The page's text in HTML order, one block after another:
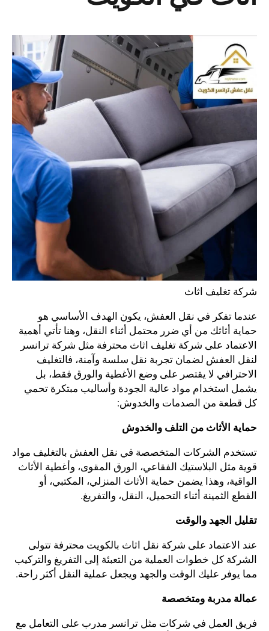
شركة تغليف اثاث
عندما تفكر في نقل العفش، يكون الهدف الأساسي هو
حماية أثاثك من أي ضرر محتمل أثناء النقل، وهنا تأتي أهمية
الاعتماد على شركة تغليف اثاث محترفة مثل شركة ترانسر
لنقل العفش لضمان تجربة نقل سلسة وآمنة، فالتغليف
الاحترافي لا يقتصر على وضع الأغطية والورق فقط، بل
يشمل استخدام مواد عالية الجودة وأساليب مبتكرة تحمي
كل قطعة من الصدمات والخدوش:
حماية الأثاث من التلف والخدوش
تستخدم الشركات المتخصصة في نقل العفش بالتغليف مواد
قوية مثل البلاستيك الفقاعي، الورق المقوى، وأغطية الأثاث
الواقية، وهذا يضمن حماية الأثاث المنزلي، المكتبي، أو
القطع الثمينة أثناء التحميل، النقل، والتفريغ.
تقليل الجهد والوقت
عند الاعتماد على شركة نقل اثاث بالكويت محترفة تتولى
الشركة كل خطوات العملية من التعبئة إلى التفريغ والتركيب
مما يوفر عليك الوقت والجهد ويجعل عملية النقل أكثر راحة.
عمالة مدربة ومتخصصة
فريق العمل في شركات مثل ترانسر مدرب على التعامل مع